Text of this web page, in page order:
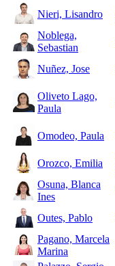
Nieri, Lisandro
Noblega,
Sebastian
Nuñez, Jose
Oliveto Lago,
Paula
Omodeo, Paula
Orozco, Emilia
Osuna, Blanca
Ines
Outes, Pablo
Pagano, Marcela
Marina